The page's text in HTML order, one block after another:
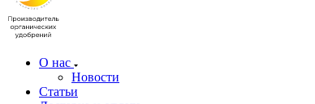
О нас
Новости
Статьи